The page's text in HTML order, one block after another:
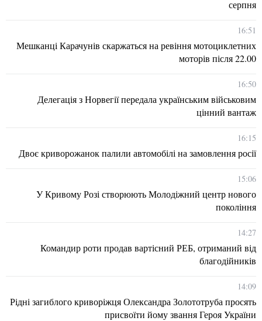
серпня
16:51
Мешканці Карачунів скаржаться на ревіння мотоциклетних
моторів після 22.00
16:50
Делегація з Норвегії передала українським військовим
цінний вантаж
16:15
Двоє криворожанок палили автомобілі на замовлення росії
15:06
У Кривому Розі створюють Молодіжний центр нового
покоління
14:27
Командир роти продав вартісний РЕБ, отриманий від
благодійників
14:09
Рідні загиблого криворіжця Олександра Золототруба просять
присвоїти йому звання Героя України